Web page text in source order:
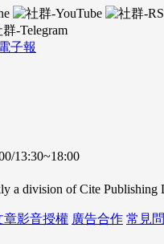
子報
13:30~18:00
a division of Cite Publishing
章影音授權 廣告合作 常見